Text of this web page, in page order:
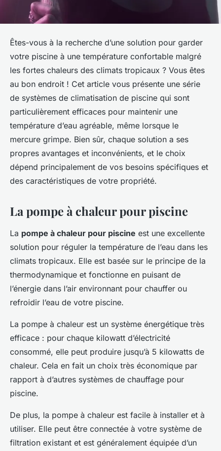
Êtes-vous à la recherche d’une solution pour garder
votre piscine à une température confortable malgré
les fortes chaleurs des climats tropicaux ? Vous êtes
au bon endroit ! Cet article vous présente une série
de systèmes de climatisation de piscine qui sont
particulièrement efficaces pour maintenir une
température d’eau agréable, même lorsque le
mercure grimpe. Bien sûr, chaque solution a ses
propres avantages et inconvénients, et le choix
dépend principalement de vos besoins spécifiques et
des caractéristiques de votre propriété.
La pompe à chaleur pour piscine
La pompe à chaleur pour piscine est une excellente
solution pour réguler la température de l’eau dans les
climats tropicaux. Elle est basée sur le principe de la
thermodynamique et fonctionne en puisant de
l’énergie dans l’air environnant pour chauffer ou
refroidir l’eau de votre piscine.
La pompe à chaleur est un système énergétique très
efficace : pour chaque kilowatt d’électricité
consommé, elle peut produire jusqu’à 5 kilowatts de
chaleur. Cela en fait un choix très économique par
rapport à d’autres systèmes de chauffage pour
piscine.
De plus, la pompe à chaleur est facile à installer et à
utiliser. Elle peut être connectée à votre système de
filtration existant et est généralement équipée d’un